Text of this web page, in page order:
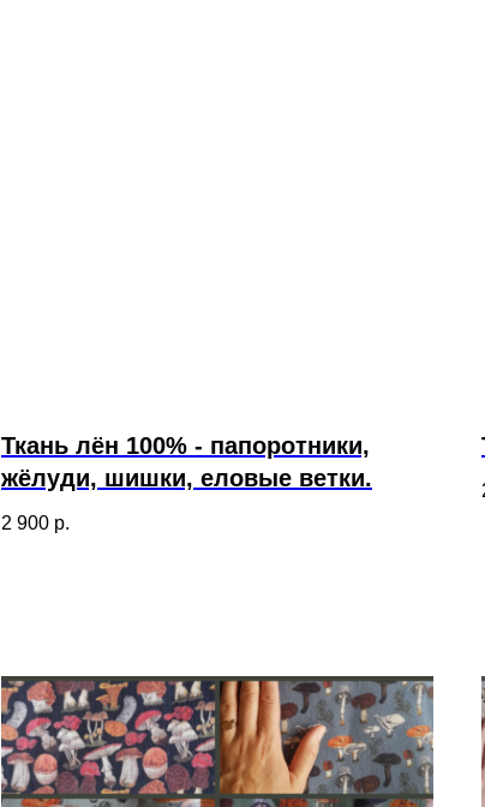
Ткань лён 100% - папоротники,
жёлуди, шишки, еловые ветки.
2 900 р.